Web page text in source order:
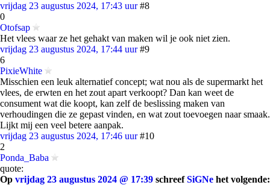
vrijdag 23 augustus 2024, 17:43 uur #8
0
Otofsap
Het vlees waar ze het gehakt van maken wil je ook niet zien.
vrijdag 23 augustus 2024, 17:44 uur #9
6
PixieWhite
Misschien een leuk alternatief concept; wat nou als de supermarkt het
vlees, de erwten en het zout apart verkoopt? Dan kan weet de
consument wat die koopt, kan zelf de beslissing maken van
verhoudingen die ze gepast vinden, en wat zout toevoegen naar smaak.
Lijkt mij een veel betere aanpak.
vrijdag 23 augustus 2024, 17:46 uur #10
2
Ponda_Baba
quote:
Op vrijdag 23 augustus 2024 @ 17:39 schreefSiGNe het volgende: